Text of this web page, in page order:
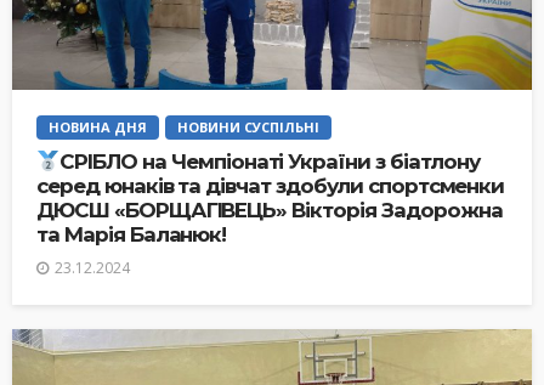
НОВИНА ДНЯ НОВИНИ СУСПІЛЬНІ
СРІБЛО на Чемпіонаті України з біатлону
серед юнаків та дівчат здобули спортсменки
ДЮСШ «БОРЩАГІВЕЦЬ» Вікторія Задорожна
та Марія Баланюк!
23.12.2024